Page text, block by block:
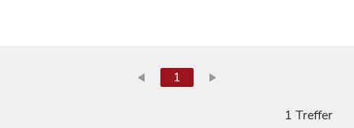
1
1 Treffer